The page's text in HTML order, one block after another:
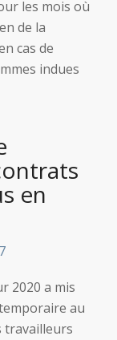
les mois où
de la
cas de
indues
en
2020 a mis
au
travailleurs